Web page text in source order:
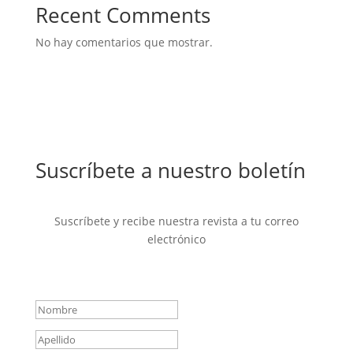
Recent Comments
No hay comentarios que mostrar.
Suscríbete a nuestro boletín
Suscríbete y recibe nuestra revista a tu correo
electrónico